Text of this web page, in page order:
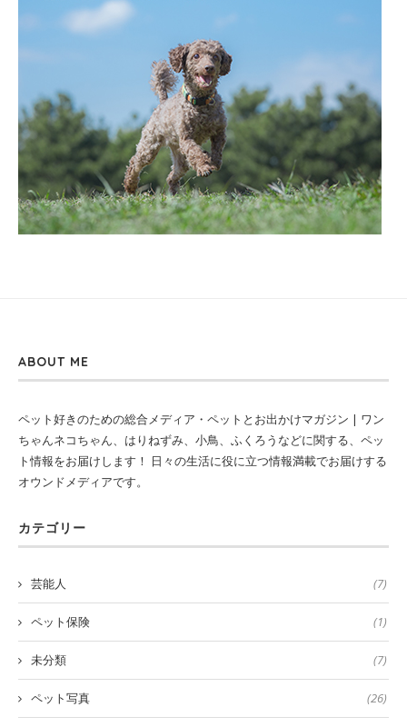
ABOUT ME
ペット好きのための総合メディア・ペットとお出かけマガジン | ワン
ちゃんネコちゃん、はりねずみ、小鳥、ふくろうなどに関する、ペッ
ト情報をお届けします！ 日々の生活に役に立つ情報満載でお届けする
オウンドメディアです。
カテゴリー
芸能人 (7)
ペット保険 (1)
未分類 (7)
ペット写真 (26)